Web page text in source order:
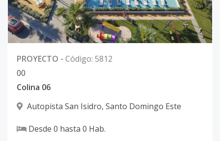
PROYECTO - Código: 5812
00
Colina 06
Autopista San Isidro, Santo Domingo Este
Desde 0 hasta 0 Hab.